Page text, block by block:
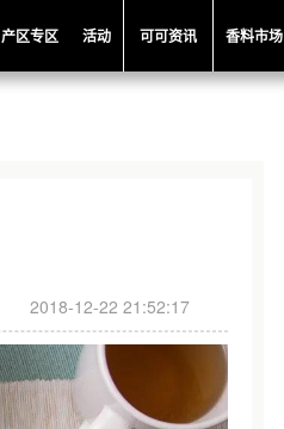
产区专区 活动 可可资讯 香料市场
2018-12-22 21:52:17